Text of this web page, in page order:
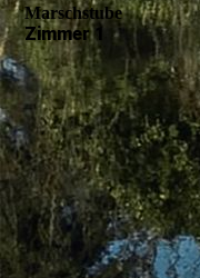
Marschstube
Zimmer 1